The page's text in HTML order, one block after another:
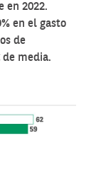
en 2022.
en el gasto
de
media.